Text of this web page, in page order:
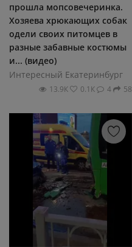
прошла мопсовечеринка.
Хозяева хрюкающих собак
одели своих питомцев в
разные забавные костюмы
и... (видео)
Интересный Екатеринбург
13.9К 0.1К 4 58